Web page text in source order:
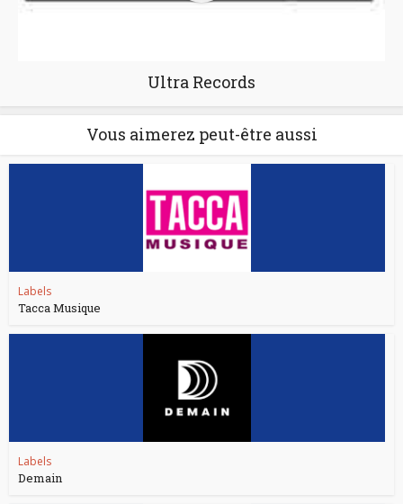
Ultra Records
Vous aimerez peut-être aussi
Labels
Tacca Musique
Labels
Demain